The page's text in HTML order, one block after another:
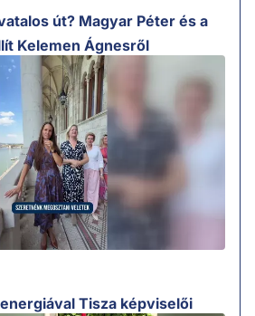
út? Magyar Péter és a
Kelemen Ágnesről
Tisza képviselői